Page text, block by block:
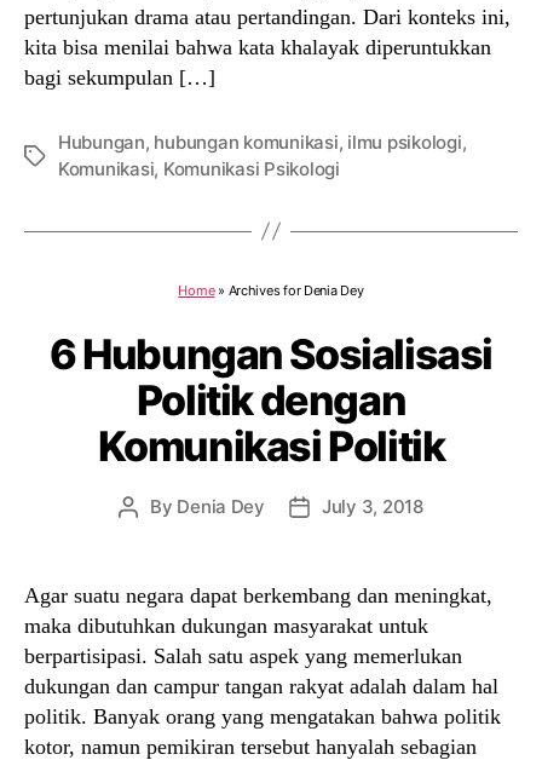
pertunjukan drama atau pertandingan. Dari konteks ini,
kita bisa menilai bahwa kata khalayak diperuntukkan
bagi sekumpulan […]
Tags
Hubungan, hubungan komunikasi, ilmu psikologi,
Komunikasi, Komunikasi Psikologi
Home» Archives for Denia Dey
6 Hubungan Sosialisasi
Politik dengan
Komunikasi Politik
Post
By Denia Dey
PostJuly 3, 2018
Agar suatu negara dapat berkembang dan meningkat,
maka dibutuhkan dukungan masyarakat untuk
berpartisipasi. Salah satu aspek yang memerlukan
dukungan dan campur tangan rakyat adalah dalam hal
politik. Banyak orang yang mengatakan bahwa politik
kotor, namun pemikiran tersebut hanyalah sebagian